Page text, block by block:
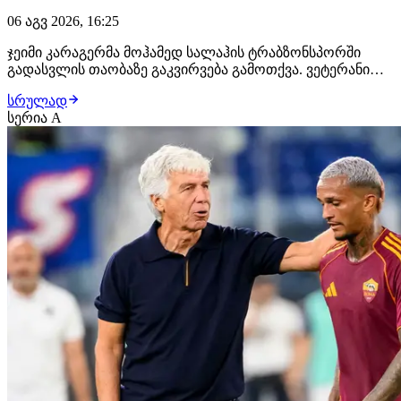
06 აგვ 2026, 16:25
ჯეიმი კარაგერმა მოჰამედ სალაჰის ტრაბზონსპორში
გადასვლის თაობაზე გაკვირვება გამოთქვა. ვეტერანი
კარიერას გააგრძელებდა ტურინის იუვენტუსში ან
მილანში და არა თურქეთში. შეგახსენებთ, ვარსკვლავური
გარემარბის ყოველწლიური ხელფასი
"ზღვისპირელებში…
სრულად
სერია A